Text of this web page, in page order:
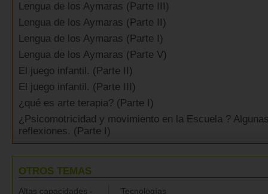
Lengua de los Aymaras (Parte III)
Lengua de los Aymaras (Parte II)
Lengua de los Aymaras (Parte I)
Lengua de los Aymaras (Parte V)
El juego infantil. (Parte II)
El juego infantil. (Parte III)
¿qué es arte terapia? (Parte I)
¿Psicomotricidad y movimiento en la Escuela ?
reflexiones. (Parte I)
OTROS TEMAS
Altas capacidades -
Tecnologías